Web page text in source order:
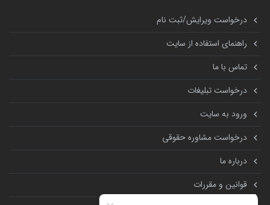
درخواست ویرایش/ثبت نام
راهنمای استفاده از سایت
تماس با ما
درخواست تبلیغات
ورود به سایت
درخواست مشاوره حقوقی
درباره ما
قوانین و مقررات